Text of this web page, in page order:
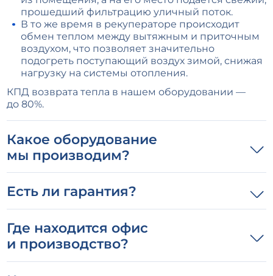
прошедший фильтрацию уличный поток.
В то же время в рекуператоре происходит
обмен теплом между вытяжным и приточным
воздухом, что позволяет значительно
подогреть поступающий воздух зимой, снижая
нагрузку на системы отопления.
КПД возврата тепла в нашем оборудовании —
до 80%.
Какое оборудование
мы производим?
Есть ли гарантия?
Где находится офис
и производство?